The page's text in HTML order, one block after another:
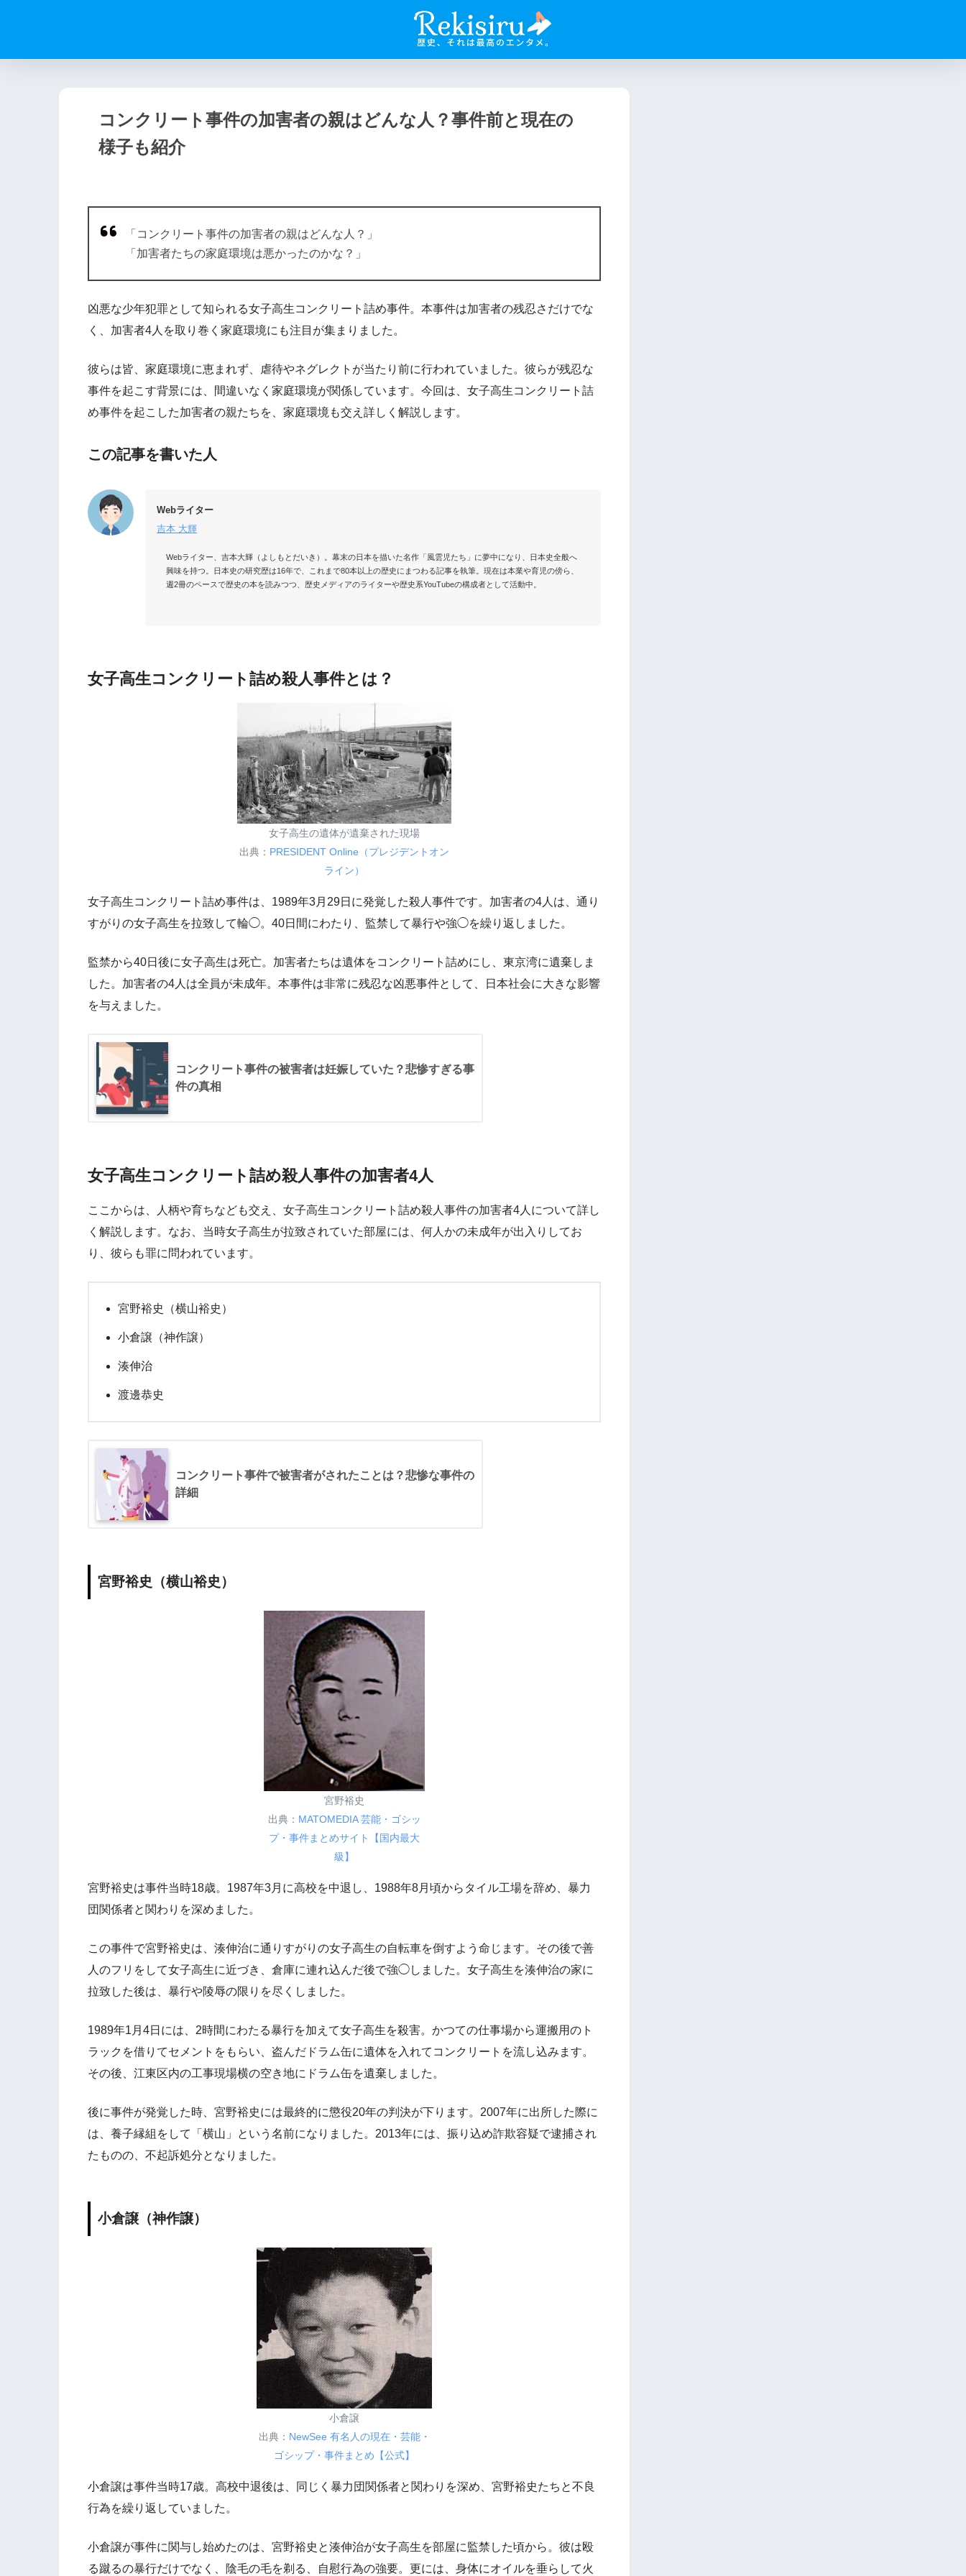
コンクリート事件の加害者の親はどんな人？事件前と現在の
様子も紹介
「コンクリート事件の加害者の親はどんな人？」
「加害者たちの家庭環境は悪かったのかな？」
凶悪な少年犯罪として知られる女子高生コンクリート詰め事件。本事件は加害者の残忍さだけでな
く、加害者4人を取り巻く家庭環境にも注目が集まりました。
彼らは皆、家庭環境に恵まれず、虐待やネグレクトが当たり前に行われていました。彼らが残忍な
事件を起こす背景には、間違いなく家庭環境が関係しています。今回は、女子高生コンクリート詰
め事件を起こした加害者の親たちを、家庭環境も交え詳しく解説します。
この記事を書いた人
Webライター
吉本 大輝
Webライター、吉本大輝（よしもとだいき）。幕末の日本を描いた名作「風雲児たち」に夢中になり、日本史全般へ
興味を持つ。日本史の研究歴は16年で、これまで80本以上の歴史にまつわる記事を執筆。現在は本業や育児の傍ら、
週2冊のペースで歴史の本を読みつつ、歴史メディアのライターや歴史系YouTubeの構成者として活動中。
女子高生コンクリート詰め殺人事件とは？
女子高生の遺体が遺棄された現場
出典： PRESIDENT Online（プレジデントオン
ライン）
女子高生コンクリート詰め事件は、1989年3月29日に発覚した殺人事件です。加害者の4人は、通り
すがりの女子高生を拉致して輪◯。40日間にわたり、監禁して暴行や強◯を繰り返しました。
監禁から40日後に女子高生は死亡。加害者たちは遺体をコンクリート詰めにし、東京湾に遺棄しま
した。加害者の4人は全員が未成年。本事件は非常に残忍な凶悪事件として、日本社会に大きな影響
を与えました。
コンクリート事件の被害者は妊娠していた？悲惨すぎる事
件の真相
女子高生コンクリート詰め殺人事件の加害者4人
ここからは、人柄や育ちなども交え、女子高生コンクリート詰め殺人事件の加害者4人について詳し
く解説します。なお、当時女子高生が拉致されていた部屋には、何人かの未成年が出入りしてお
り、彼らも罪に問われています。
宮野裕史（横山裕史）
小倉譲（神作譲）
湊伸治
渡邊恭史
コンクリート事件で被害者がされたことは？悲惨な事件の
詳細
宮野裕史（横山裕史）
宮野裕史
出典： MATOMEDIA 芸能・ゴシッ
プ・事件まとめサイト【国内最大
級】
宮野裕史は事件当時18歳。1987年3月に高校を中退し、1988年8月頃からタイル工場を辞め、暴力
団関係者と関わりを深めました。
この事件で宮野裕史は、湊伸治に通りすがりの女子高生の自転車を倒すよう命じます。その後で善
人のフリをして女子高生に近づき、倉庫に連れ込んだ後で強◯しました。女子高生を湊伸治の家に
拉致した後は、暴行や陵辱の限りを尽くしました。
1989年1月4日には、2時間にわたる暴行を加えて女子高生を殺害。かつての仕事場から運搬用のト
ラックを借りてセメントをもらい、盗んだドラム缶に遺体を入れてコンクリートを流し込みます。
その後、江東区内の工事現場横の空き地にドラム缶を遺棄しました。
後に事件が発覚した時、宮野裕史には最終的に懲役20年の判決が下ります。2007年に出所した際に
は、養子縁組をして「横山」という名前になりました。2013年には、振り込め詐欺容疑で逮捕され
たものの、不起訴処分となりました。
小倉譲（神作譲）
小倉譲
出典： NewSee 有名人の現在・芸能・
ゴシップ・事件まとめ【公式】
小倉譲は事件当時17歳。高校中退後は、同じく暴力団関係者と関わりを深め、宮野裕史たちと不良
行為を繰り返していました。
小倉譲が事件に関与し始めたのは、宮野裕史と湊伸治が女子高生を部屋に監禁した頃から。彼は殴
る蹴るの暴行だけでなく、陰毛の毛を剃る、自慰行為の強要。更には、身体にオイルを垂らして火